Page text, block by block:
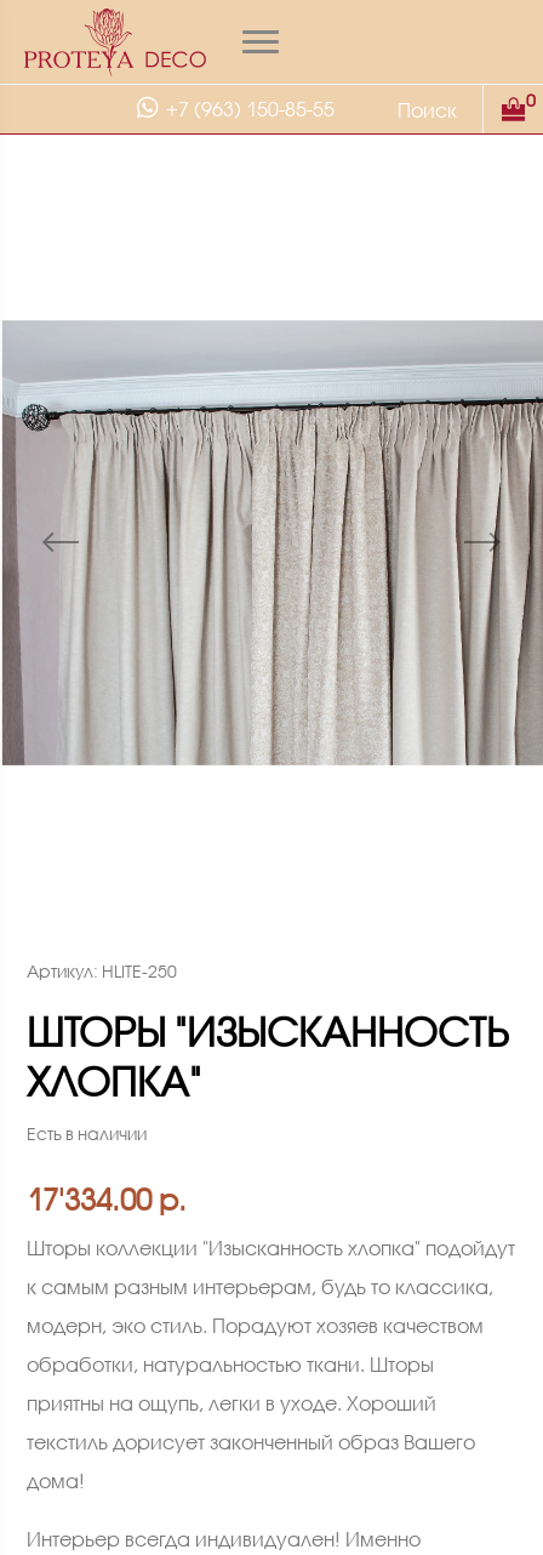
+7 (963) 150-85-55 0
Артикул: HLITE-250
ШТОРЫ "ИЗЫСКАННОСТЬ
ХЛОПКА"
Есть в наличии
17'334.00 р.
Шторы коллекции "Изысканность хлопка" подойдут
к самым разным интерьерам, будь то классика,
модерн, эко стиль. Порадуют хозяев качеством
обработки, натуральностью ткани. Шторы
приятны на ощупь, легки в уходе. Хороший
текстиль дорисует законченный образ Вашего
дома!
Интерьер всегда индивидуален! Именно